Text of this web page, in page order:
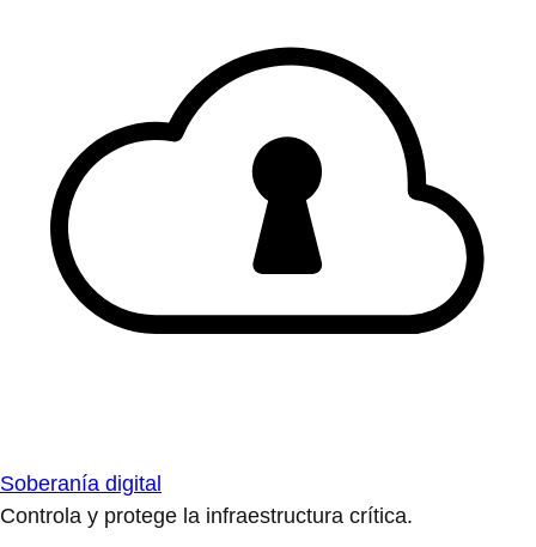
Soberanía digital
Controla y protege la infraestructura crítica.